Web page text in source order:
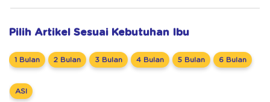
Pilih Artikel Sesuai Kebutuhan Ibu
1 Bulan 2 Bulan 3 Bulan 4 Bulan 5 Bulan 6 Bulan
ASI